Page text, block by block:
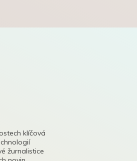
klíčová
žurnalistice